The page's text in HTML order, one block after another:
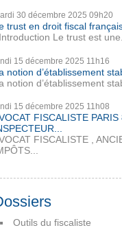
30 décembre 2025 09h20
trust en droit fiscal
Le trust est
15 décembre 2025 11h16
notion d’établissement
notion d’établissement
15 décembre 2025 11h08
FISCALISTE PARIS
FISCALISTE ,
Outils du fiscaliste